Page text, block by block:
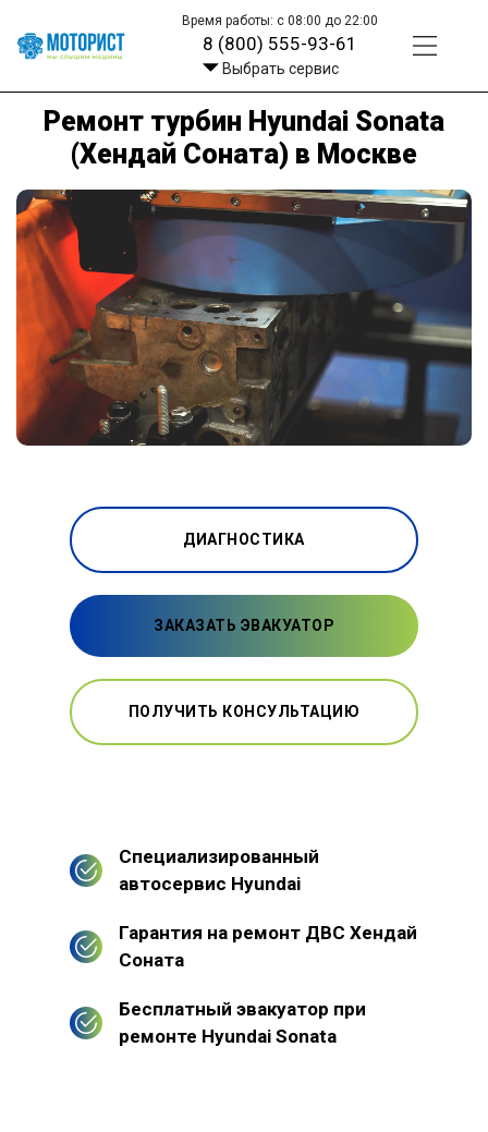
Время работы: с 08:00 до 22:00
8 (800) 555-93-61
Выбрать сервис
Ремонт турбин Hyundai Sonata
(Хендай Соната) в Москве
ДИАГНОСТИКА
ЗАКАЗАТЬ ЭВАКУАТОР
ПОЛУЧИТЬ КОНСУЛЬТАЦИЮ
Специализированный
автосервис Hyundai
Гарантия на ремонт ДВС Хендай
Соната
Бесплатный эвакуатор при
ремонте Hyundai Sonata